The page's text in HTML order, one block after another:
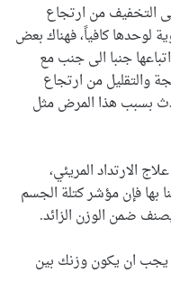
التخفيف من ارتجاع
لوحدها كافياً، فهناك بعض
جنبا الى جنب مع
والتقليل من ارتجاع
بسبب هذا المرض مثل
الارتداد المريئي،
فإن مؤشر كتلة الجسم
ان يكون وزنك بين